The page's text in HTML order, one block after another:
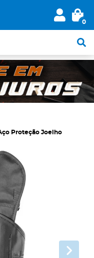
0
Proteção Joelho